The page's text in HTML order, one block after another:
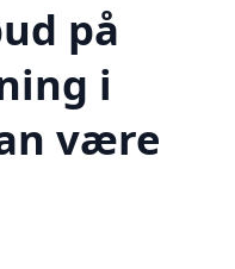
på
i
være